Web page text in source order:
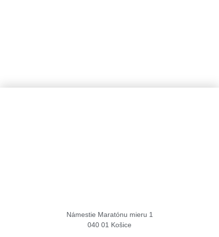
Námestie Maratónu mieru 1
040 01 Košice